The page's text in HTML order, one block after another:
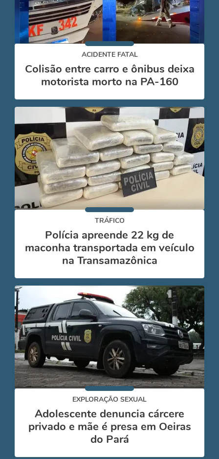
ACIDENTE FATAL
Colisão entre carro e ônibus deixa
motorista morto na PA-160
TRÁFICO
Polícia apreende 22 kg de
maconha transportada em veículo
na Transamazônica
EXPLORAÇÃO SEXUAL
Adolescente denuncia cárcere
privado e mãe é presa em Oeiras
do Pará